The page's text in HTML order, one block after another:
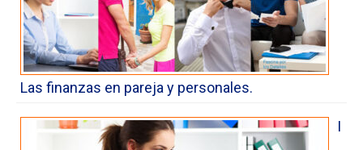
Las finanzas en pareja y personales.
I